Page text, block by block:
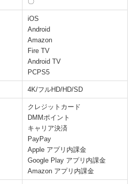
iOS
Android
Amazon
Fire TV
Android TV
PCPS5
4K/フルHD/HD/SD
クレジットカード
DMMポイント
キャリア決済
PayPay
Apple アプリ内課金
Google Play アプリ内課金
Amazon アプリ内課金